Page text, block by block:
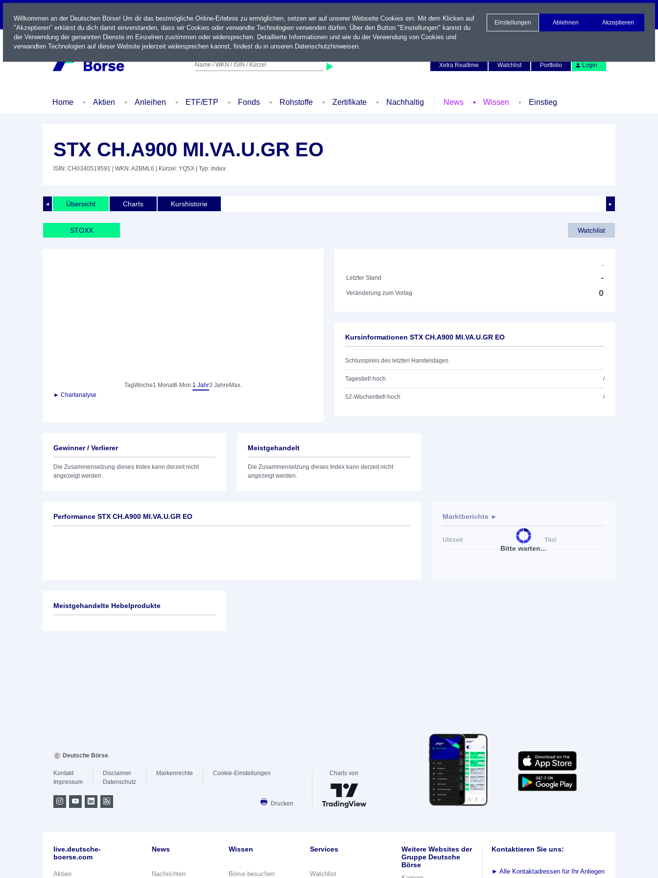
LIVE
Name / WKN / ISIN / Kürzel
Xetra Realtime
Watchlist Portfolio Login
Home Aktien Anleihen ETF/ETP Fonds Rohstoffe Zertifikate Nachhaltig News Wissen Einstieg
STX CH.A900 MI.VA.U.GR EO
ISIN: CH0340519591 | WKN: A2BML6 | Kürzel: YQ5X | Typ: Index
◄ ►
Übersicht Charts Kurshistorie
STOXX Watchlist
TagWoche1 Monat6 Mon.1 Jahr3 Jahre Max.
► Chartanalyse
-
Letzter Stand
-
Veränderung zum Vortag 0
Kursinformationen STX CH.A900 MI.VA.U.GR EO
Schlusspreis des letzten Handelstages
Tagestief/-hoch /
52-Wochentief/-hoch /
Gewinner / Verlierer
Die Zusammensetzung dieses Index kann derzeit nicht
angezeigt werden.
Meistgehandelt
Die Zusammensetzung dieses Index kann derzeit nicht
angezeigt werden.
Performance STX CH.A900 MI.VA.U.GR EO
Bitte warten...
Marktberichte ►
Uhrzeit Titel
Meistgehandelte Hebelprodukte
Willkommen an der Deutschen Börse! Um dir das bestmögliche Online-Erlebnis zu ermöglichen, setzen wir auf unserer Webseite Cookies ein. Mit dem Klicken auf
"Akzeptieren" erklärst du dich damit einverstanden, dass wir Cookies oder verwandte Technologien verwenden dürfen. Über den Button "Einstellungen" kannst du
der Verwendung der genannten Dienste im Einzelnen zustimmen oder widersprechen. Detaillierte Informationen und wie du der Verwendung von Cookies und
verwandten Technologien auf dieser Website jederzeit widersprechen kannst, findest du in unseren Datenschutzhinweisen.
Einstellungen Ablehnen Akzeptieren
Deutsche Börse
Kontakt
Impressum
Disclaimer
Datenschutz
Markenrechte Cookie-Einstellungen
Drucken
Charts von
live.deutsche-
boerse.com
Aktien
News
Nachrichten
Wissen
Börse besuchen
Services
Watchlist
Weitere Websites der
Gruppe Deutsche
Börse
Kontaktieren Sie uns:
► Alle Kontaktadressen für Ihr Anliegen